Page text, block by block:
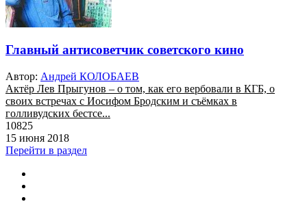
Главный антисоветчик советского кино
Автор: Андрей КОЛОБАЕВ
Актёр Лев Прыгунов – о том, как его вербовали в КГБ, о
своих встречах с Иосифом Бродским и съёмках в
голливудских бестсе...
10825
15 июня 2018
Перейти в раздел